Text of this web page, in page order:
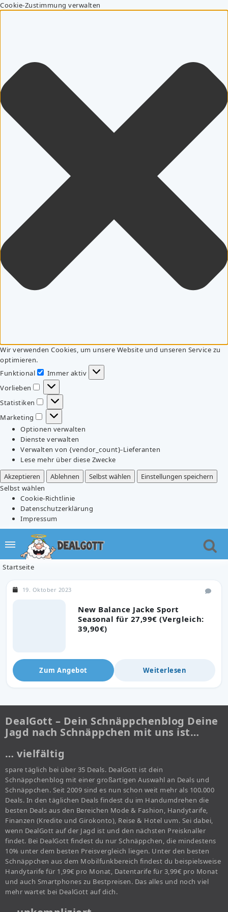
Cookie-Zustimmung verwalten
Wir verwenden Cookies, um unsere Website und unseren Service zu
optimieren.
Funktional
Funktional
Immer aktiv
Vorlieben
Vorlieben
Statistiken
Statistiken
Marketing
Marketing
Optionen verwalten
Dienste verwalten
Verwalten von {vendor_count}-Lieferanten
Lese mehr über diese Zwecke
Akzeptieren
Ablehnen Selbst wählen
Einstellungen speichern
Selbst wählen
Cookie-Richtlinie
Datenschutzerklärung
Impressum
Startseite
New Balance Jacke Sport
Seasonal für 27,99€ (Vergleich:
39,90€)
19. Oktober 2023
Zum Angebot Weiterlesen
DealGott – Dein Schnäppchenblog Deine
Jagd nach Schnäppchen mit uns ist…
… vielfältig
spare täglich bei über 35 Deals. DealGott ist dein
Schnäppchenblog mit einer großartigen Auswahl an Deals und
Schnäppchen. Seit 2009 sind es nun schon weit mehr als 100.000
Deals. In den täglichen Deals findest du im Handumdrehen die
besten Deals aus den Bereichen Mode & Fashion, Handytarife,
Finanzen (Kredite und Girokonto), Reise & Hotel uvm. Sei dabei,
wenn DealGott auf der Jagd ist und den nächsten Preisknaller
findet. Bei DealGott findest du nur Schnäppchen, die mindestens
10% unter dem besten Preisvergleich liegen. Unter den besten
Schnäppchen aus dem Mobilfunkbereich findest du beispielsweise
Handytarife für 1,99€ pro Monat, Datentarife für 3,99€ pro Monat
und auch Smartphones zu Bestpreisen. Das alles und noch viel
mehr wartet bei DealGott auf dich.